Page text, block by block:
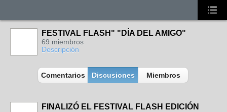
FESTIVAL FLASH" "DÍA DEL AMIGO"
69 miembros
Descripción
Comentarios Discusiones Miembros
FINALIZÓ EL FESTIVAL FLASH EDICIÓN